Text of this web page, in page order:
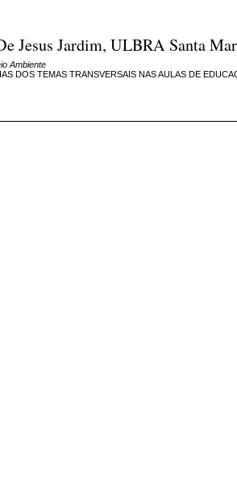
Jesus Jardim, ULBRA Santa
Ambiente
DOS TEMAS TRANSVERSAIS NAS AULAS DE